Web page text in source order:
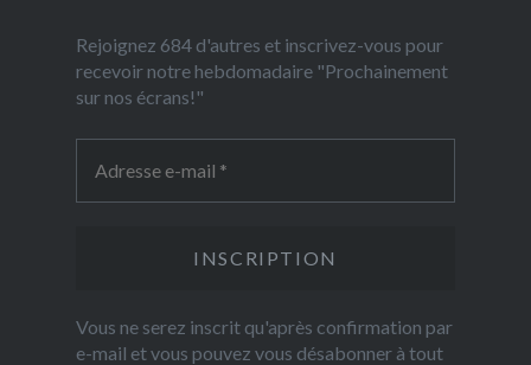
Rejoignez 684 d'autres et inscrivez-vous pour
recevoir notre hebdomadaire "Prochainement
sur nos écrans!"
Vous ne serez inscrit qu'après confirmation par
e-mail et vous pouvez vous désabonner à tout